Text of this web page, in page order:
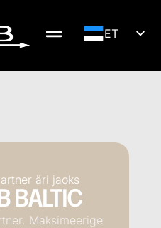
ET
äri jaoks
BALTIC
Maksimeerige